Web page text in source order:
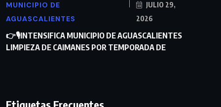
MUNICIPIO DE
AGUASCALIENTES
JULIO 29,
2026
👉🎙INTENSIFICA MUNICIPIO DE AGUASCALIENTES
LIMPIEZA DE CAIMANES POR TEMPORADA DE